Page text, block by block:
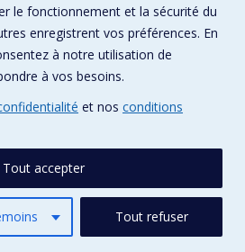
le fonctionnement et la sécurité du
enregistrent vos préférences. En
à notre utilisation de
à vos besoins.
et nos conditions
Tout refuser
Tout accepter